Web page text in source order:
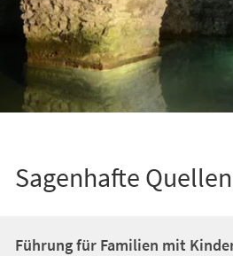
Sagenhafte Quellen
Führung für Familien mit